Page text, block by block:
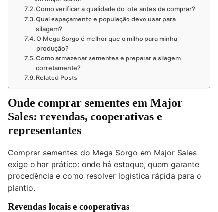
Como verificar a qualidade do lote antes de comprar?
Qual espaçamento e população devo usar para
silagem?
O Mega Sorgo é melhor que o milho para minha
produção?
Como armazenar sementes e preparar a silagem
corretamente?
Related Posts
Onde comprar sementes em Major
Sales: revendas, cooperativas e
representantes
Comprar sementes do Mega Sorgo em Major Sales
exige olhar prático: onde há estoque, quem garante
procedência e como resolver logística rápida para o
plantio.
Revendas locais e cooperativas